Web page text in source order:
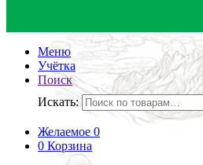
Меню
Учётка
Поиск
Искать:
Желаемое 0
0 Корзина